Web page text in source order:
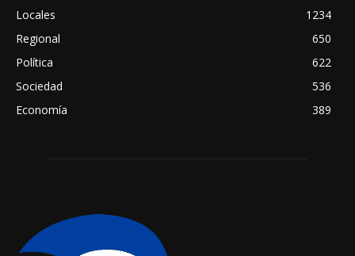
Locales
1234
Regional
650
Política
622
Sociedad
536
Economía
389